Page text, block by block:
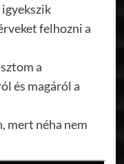
felhozni a
a
és magáról a
mert néha nem